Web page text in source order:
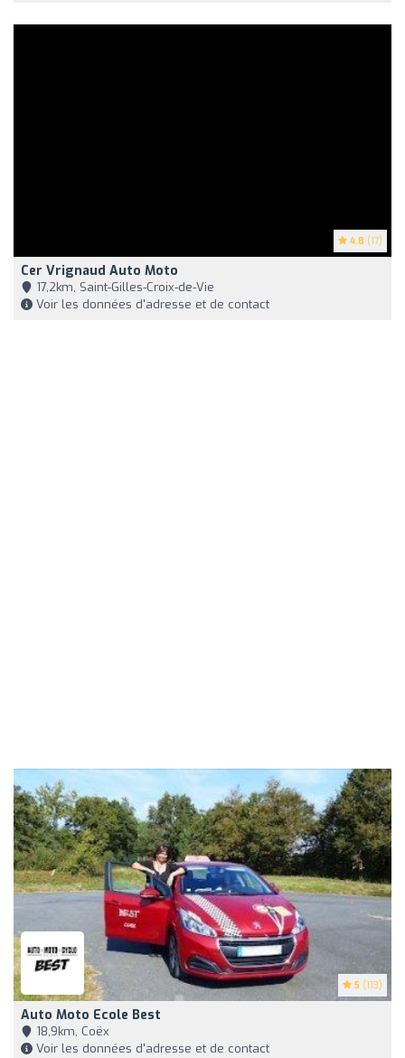
4.8 (17)
Cer Vrignaud Auto Moto
17,2km, Saint-Gilles-Croix-de-Vie
Voir les données d'adresse et de contact
5 (113)
Auto Moto Ecole Best
18,9km, Coëx
Voir les données d'adresse et de contact